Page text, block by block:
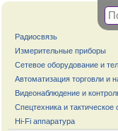
Радиосвязь
Измерительные приборы
Сетевое оборудование и
Автоматизация торговли и
Видеонаблюдение и
Спецтехника и тактическое
Hi-Fi аппаратура